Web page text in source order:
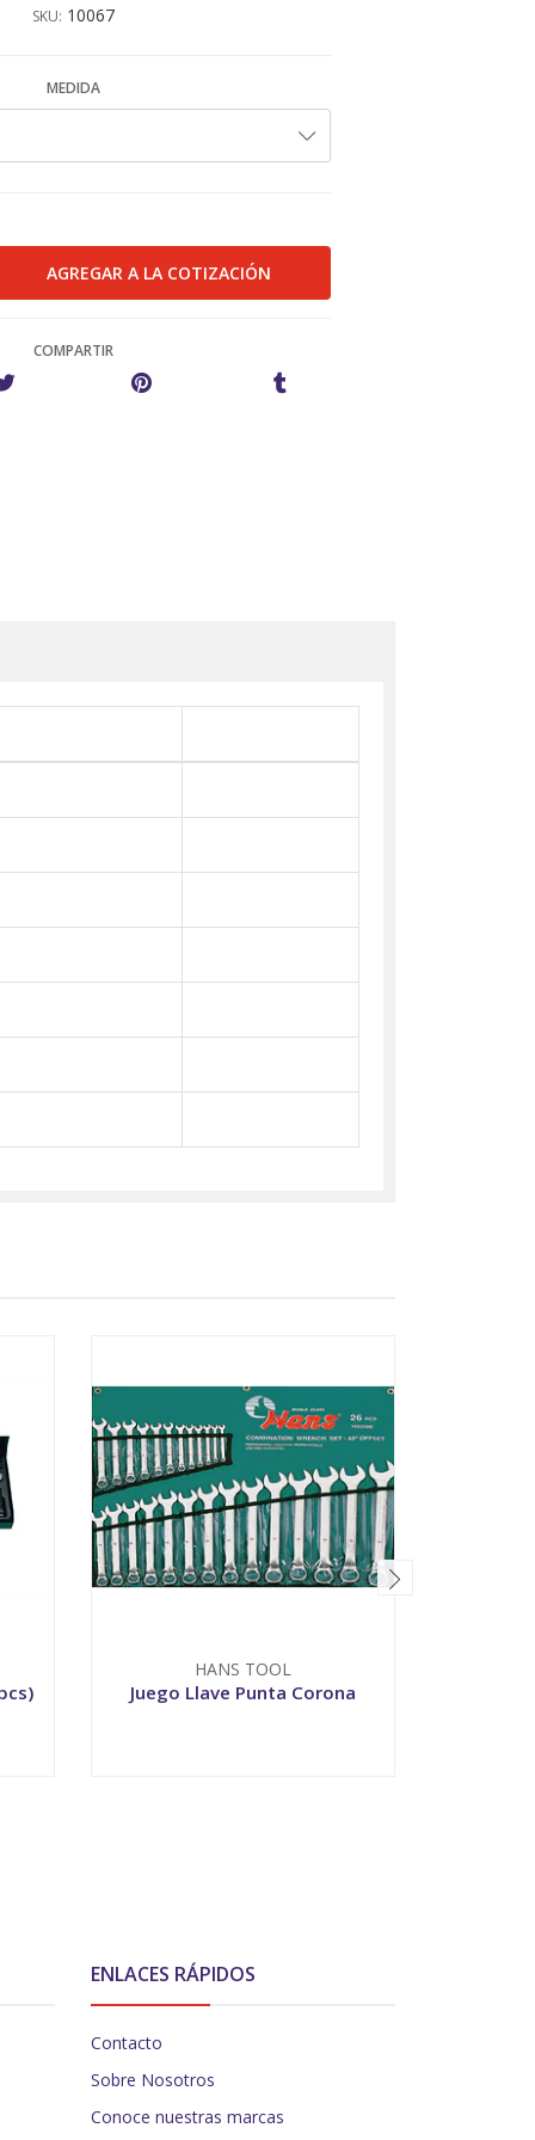
SKU: 10067
MEDIDA
COMPARTIR
HANS TOOL
Juego Llave Punta Corona
ENLACES RÁPIDOS
Contacto
Sobre Nosotros
Conoce nuestras marcas